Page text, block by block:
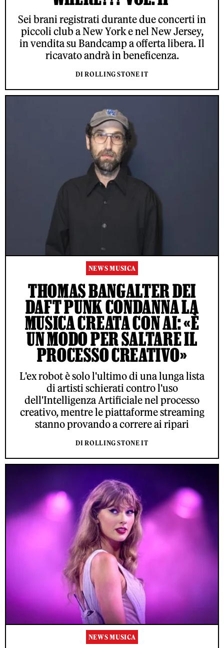
Sei brani registrati durante due concerti in
piccoli club a New York e nel New Jersey,
in vendita su Bandcamp a offerta libera. Il
ricavato andrà in beneficenza.
DI ROLLING STONE IT
NEWS MUSICA
THOMAS BANGALTER DEI
DAFT PUNK CONDANNA LA
MUSICA CREATA CON AI: «È
UN MODO PER SALTARE IL
PROCESSO CREATIVO»
L'ex robot è solo l'ultimo di una lunga lista
di artisti schierati contro l'uso
dell'Intelligenza Artificiale nel processo
creativo, mentre le piattaforme streaming
stanno provando a correre ai ripari
DI ROLLING STONE IT
NEWS MUSICA